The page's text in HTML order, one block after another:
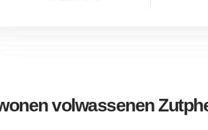
volwassenen